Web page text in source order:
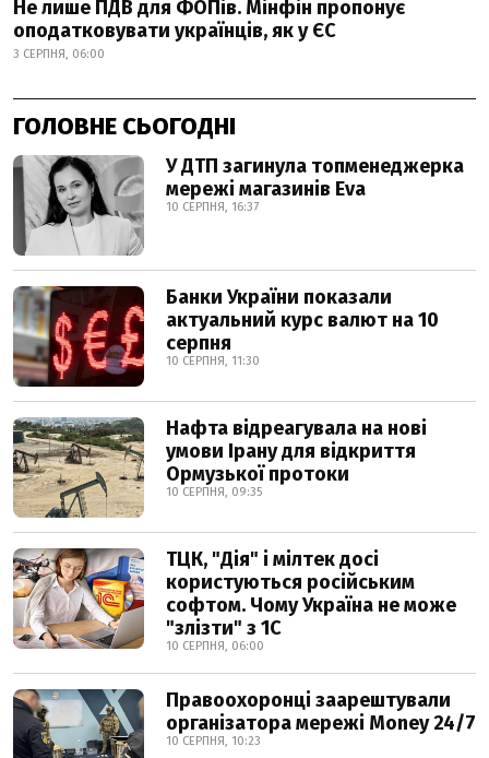
Не лише ПДВ для ФОПів. Мінфін пропонує
оподатковувати українців, як у ЄС
3 СЕРПНЯ, 06:00
ГОЛОВНЕ СЬОГОДНІ
У ДТП загинула топменеджерка
мережі магазинів Eva
10 СЕРПНЯ, 16:37
Банки України показали
актуальний курс валют на 10
серпня
10 СЕРПНЯ, 11:30
Нафта відреагувала на нові
умови Ірану для відкриття
Ормузької протоки
10 СЕРПНЯ, 09:35
ТЦК, "Дія" і мілтек досі
користуються російським
софтом. Чому Україна не може
"злізти" з 1С
10 СЕРПНЯ, 06:00
Правоохоронці заарештували
організатора мережі Money 24/7
10 СЕРПНЯ, 10:23